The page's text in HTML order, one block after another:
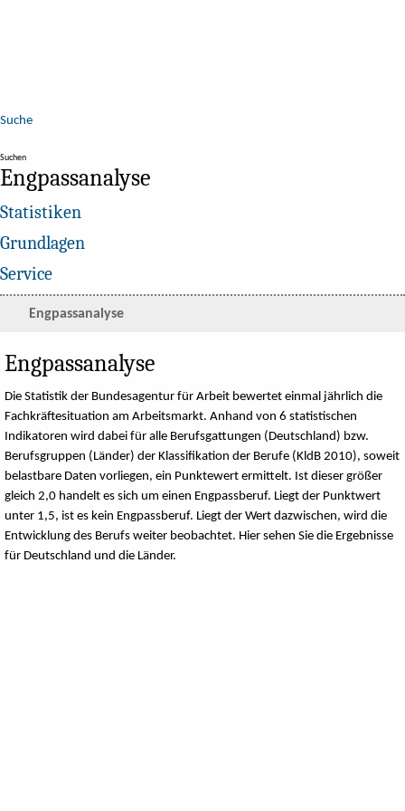
Suche
Suchen
Engpassanalyse
Statistiken
Grundlagen
Service
Engpassanalyse
Engpassanalyse
Die Statistik der Bundesagentur für Arbeit bewertet einmal jährlich die
Fachkräftesituation am Arbeitsmarkt. Anhand von 6 statistischen
Indikatoren wird dabei für alle Berufsgattungen (Deutschland) bzw.
Berufsgruppen (Länder) der Klassifikation der Berufe (KldB 2010), soweit
belastbare Daten vorliegen, ein Punktewert ermittelt. Ist dieser größer
gleich 2,0 handelt es sich um einen Engpassberuf. Liegt der Punktwert
unter 1,5, ist es kein Engpassberuf. Liegt der Wert dazwischen, wird die
Entwicklung des Berufs weiter beobachtet. Hier sehen Sie die Ergebnisse
für Deutschland und die Länder.